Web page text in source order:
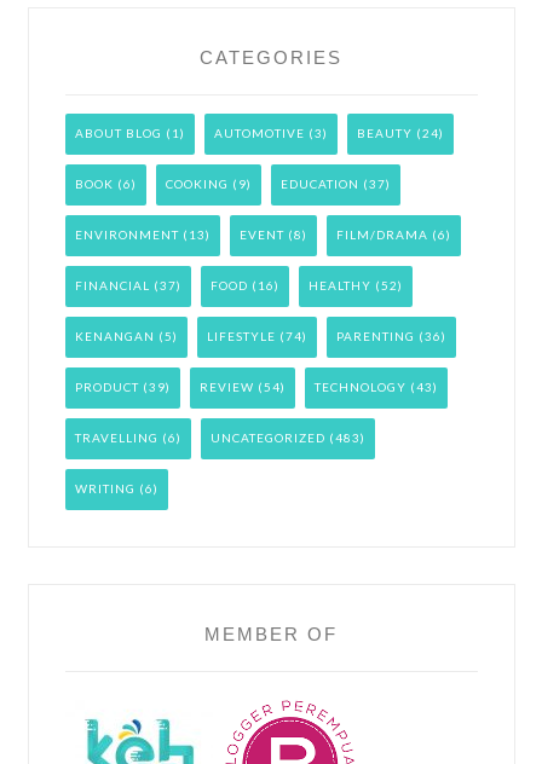
CATEGORIES
ABOUT BLOG (1) AUTOMOTIVE (3) BEAUTY (24)
BOOK (6) COOKING (9) EDUCATION (37)
ENVIRONMENT(13) EVENT(8) FILM/DRAMA (6)
FINANCIAL (37) FOOD (16) HEALTHY (52)
KENANGAN (5) LIFESTYLE (74) PARENTING (36)
PRODUCT(39) REVIEW (54) TECHNOLOGY (43)
TRAVELLING (6) UNCATEGORIZED (483)
WRITING (6)
MEMBER OF